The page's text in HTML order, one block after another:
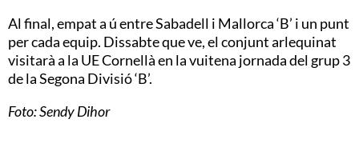
Al final, empat a ú entre Sabadell i Mallorca ‘B’ i un punt
per cada equip. Dissabte que ve, el conjunt arlequinat
visitarà a la UE Cornellà en la vuitena jornada del grup 3
de la Segona Divisió ‘B’.
Foto: Sendy Dihor